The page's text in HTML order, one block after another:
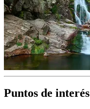
Puntos de